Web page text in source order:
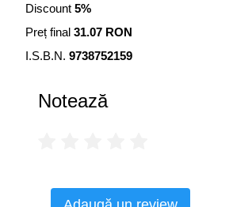
Discount 5%
Preț final 31.07 RON
I.S.B.N. 9738752159
Notează